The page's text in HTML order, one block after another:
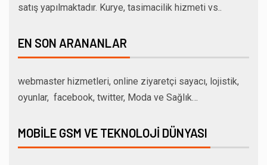
satış yapılmaktadır. Kurye, tasimacilik hizmeti vs..
EN SON ARANANLAR
webmaster hizmetleri, online ziyaretçi sayacı, lojistik,
oyunlar, facebook, twitter, Moda ve Sağlık…
MOBILE GSM VE TEKNOLOJI DÜNYASI